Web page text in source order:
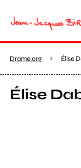
Drame.org Élise
Élise